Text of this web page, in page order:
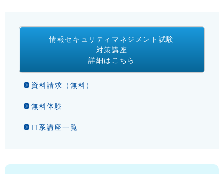
情報セキュリティマネジメント試験
対策講座
詳細はこちら
資料請求（無料）
無料体験
IT系講座一覧